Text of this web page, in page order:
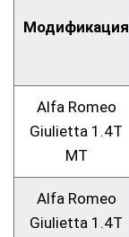
Модификация
Alfa Romeo
Giulietta 1.4T
MT
Alfa Romeo
Giulietta 1.4T